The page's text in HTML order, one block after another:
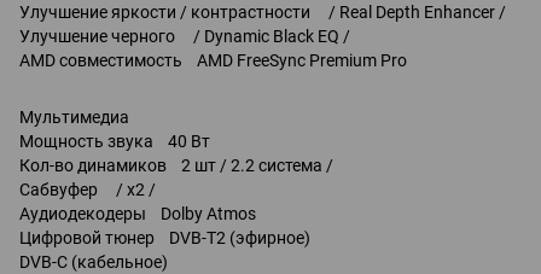
Улучшение яркости / контрастности / Real Depth Enhancer /
Улучшение черного / Dynamic Black EQ /
AMD совместимость AMD FreeSync Premium Pro
Мультимедиа
Мощность звука 40 Вт
Кол-во динамиков 2 шт / 2.2 система /
Сабвуфер / x2 /
Аудиодекодеры Dolby Atmos
Цифровой тюнер DVB-T2 (эфирное)
DVB-C (кабельное)